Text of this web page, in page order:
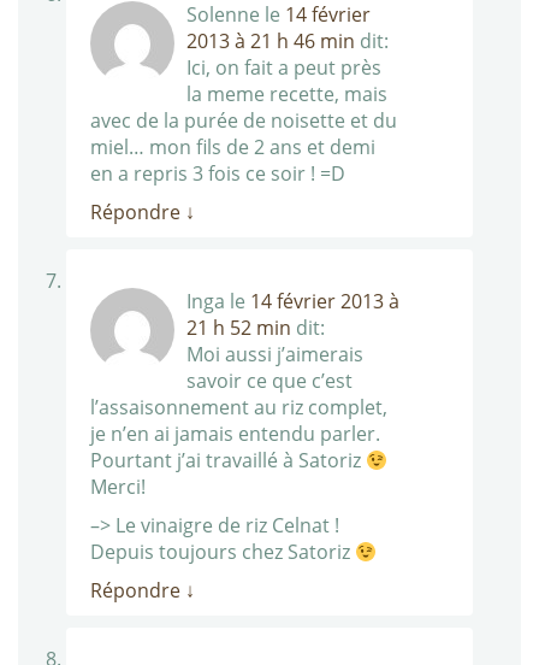
Solenne le 14 février
2013 à 21 h 46 min dit:
Ici, on fait a peut près
la meme recette, mais
avec de la purée de noisette et du
miel… mon fils de 2 ans et demi
en a repris 3 fois ce soir ! =D
Répondre ↓
Inga le 14 février 2013 à
21 h 52 min dit:
Moi aussi j’aimerais
savoir ce que c’est
l’assaisonnement au riz complet,
je n’en ai jamais entendu parler.
Pourtant j’ai travaillé à Satoriz
Merci!
–> Le vinaigre de riz Celnat !
Depuis toujours chez Satoriz
Répondre ↓